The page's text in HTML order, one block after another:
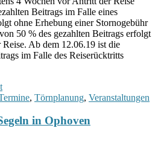
Beitrags im Falle eines
ohne Erhebung einer Stornogebühr
50 % des gezahlten Beitrags erfolgt
Ab dem 12.06.19 ist die
im Falle des Reiserücktritts
, Törnplanung, Veranstaltungen
in Ophoven